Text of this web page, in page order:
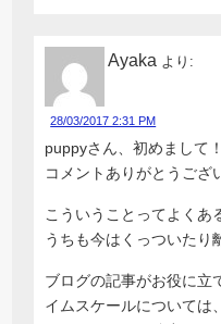
Ayaka より:
28/03/2017 2:31 PM
puppyさん、初めまして！
コメントありがとうござ
こういうことってよくあ
うちも今はくっついたり
ブログの記事がお役に立
イムスケールについては